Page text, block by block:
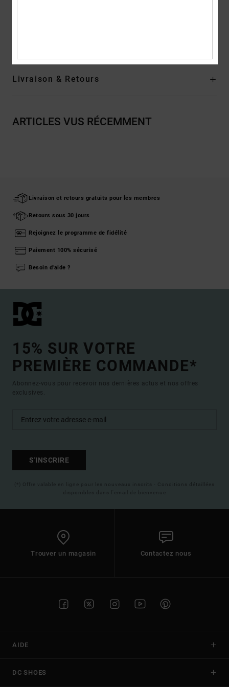
Livraison & Retours
ARTICLES VUS RÉCEMMENT
Livraison et retours gratuits pour les membres
Retours sous 30 jours
Rejoignez le programme de fidélité
Paiement 100% sécurisé
Besoin d'aide ?
15% SUR VOTRE
PREMIÈRE COMMANDE*
Abonnez-vous pour recevoir nos dernières actus et nos offres
exclusives.
S'INSCRIRE
(*) Offre valable en ligne pour les nouveaux inscrits - Conditions détaillées
disponibles dans l'email de bienvenue
Trouver un magasin Contactez nous
AIDE
DC SHOES